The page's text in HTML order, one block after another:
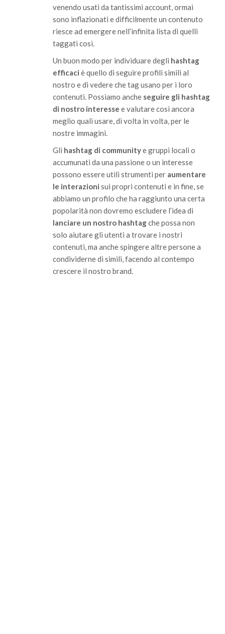
venendo usati da tantissimi account, ormai
sono inflazionati e difficilmente un contenuto
riesce ad emergere nell’infinita lista di quelli
taggati così.
Un buon modo per individuare degli hashtag
efficaci è quello di seguire profili simili al
nostro e di vedere che tag usano per i loro
contenuti. Possiamo anche seguire gli hashtag
di nostro interesse e valutare così ancora
meglio quali usare, di volta in volta, per le
nostre immagini.
Gli hashtag di communitye gruppi locali o
accumunati da una passione o un interesse
possono essere utili strumenti per aumentare
le interazioni sui propri contenuti e in fine, se
abbiamo un profilo che ha raggiunto una certa
popolarità non dovremo escludere l’idea di
lanciare un nostro hashtagche possa non
solo aiutare gli utenti a trovare i nostri
contenuti, ma anche spingere altre persone a
condividerne di simili, facendo al contempo
crescere il nostro brand.